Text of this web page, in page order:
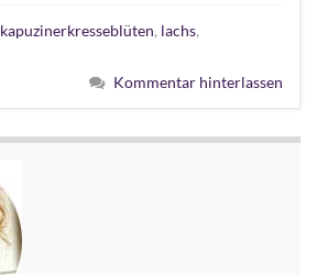
kapuzinerkresseblüten, lachs,
Kommentar hinterlassen